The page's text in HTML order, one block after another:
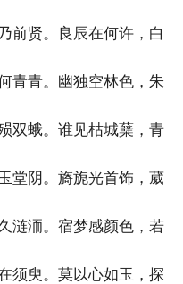
前贤。良辰在何许，白
青青。幽独空林色，朱
双蛾。谁见枯城蘖，青
堂阴。旖旎光首饰，葳
涟洏。宿梦感颜色，若
须臾。莫以心如玉，探